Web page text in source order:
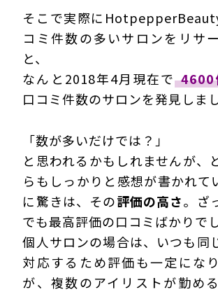
そこで実際に
コミ件数の多いサロンをリサ
と、
なんと2018年4月現在で 4600
口コミ件数のサロンを発見しまし
「数が多いだけでは？」
と思われるかもしれませんが、
らもしっかりと感想が書かれて
に驚きは、その評価の高さ。ざ
でも最高評価の口コミばかりでし
個人サロンの場合は、いつも同
対応するため評価も一定にな
が、複数のアイリストが勤め